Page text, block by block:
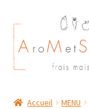
Aller
à
la
navigation
Aller
au
contenu
Accueil MENU